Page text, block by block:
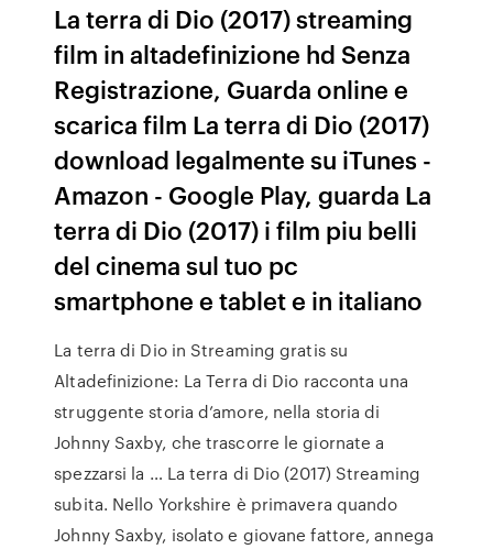
La terra di Dio (2017) streaming
film in altadefinizione hd Senza
Registrazione, Guarda online e
scarica film La terra di Dio (2017)
download legalmente su iTunes -
Amazon - Google Play, guarda La
terra di Dio (2017) i film piu belli
del cinema sul tuo pc
smartphone e tablet e in italiano
La terra di Dio in Streaming gratis su
Altadefinizione: La Terra di Dio racconta una
struggente storia d’amore, nella storia di
Johnny Saxby, che trascorre le giornate a
spezzarsi la … La terra di Dio (2017) Streaming
subita. Nello Yorkshire è primavera quando
Johnny Saxby, isolato e giovane fattore, annega